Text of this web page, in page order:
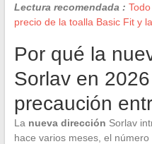
Lectura recomendada :
precio de la toalla Basic Fit y
Por qué la
Sorlav en
precaución
La nueva dirección Sorlav
hace varios meses, el